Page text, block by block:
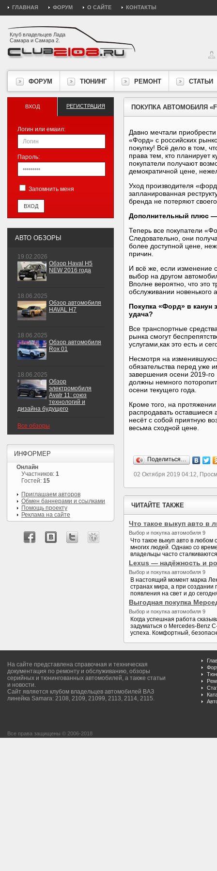
ГЛАВНАЯ ФОРУМ О САЙТЕ КОНТАКТЫ
Клуб владельцев Лада
Самара и Самара 2.
ФОРУМ ТЮНИНГ РЕМОНТ СТАТЬИ
ПОКУПКА АВТОМОБИЛЯ
Давно мечтали
«Форд» с российских
покупку! Всё дело в том,
права тем, кто планирует
покупатели получают
демократичной цене,
Уход производителя
запланированная
бренда не потеряют
Дополнительный плюс —
Теперь все покупатели
Следовательно, они
более доступной цене,
причин.
И всё же, если изменение
выбор на другом
Вполне вероятно, что это
обслуживании новенького
Покупка «Форд» в канун
удача?
Все транспортные
рынка смогут
услугами,как это есть и
Несмотря на
обязательства перед уже
завершения осени 2019-го
должны немного
осени текущего года.
Кроме того, на
распродавать оставшиеся
несёт с собой приятную
весьма сходной цене.
Поделиться…
02 Октября 2019 04:12,
ЧИТАЙТЕ ТАКЖЕ
Что такое выкуп авто в
Выбор и покупка автомобиля 9
Что такое выкуп авто в
многих людей. Однако со
владельцы часто
Lexus — надёжность и
Выбор и покупка автомобиля 9
В настоящий момент марка
странах мира, а при создании
появления на свет и до
Выгодная покупка
Выбор и покупка автомобиля 9
Когда успешная работа
задуматься о Mercedes-Benz
успеха. Комфортный,
ВХОД РЕГИСТРАЦИЯ
Логин или емаил:
Пароль:
Запомнить меня
АВТО ОБЗОРЫ
19.02.2026
Обзор Haval H5
NEW 2016 года
18.06.2025
Обзор автомобиля
HAVAL H7
18.06.2025
Обзор автомобиля
Rox 01
18.06.2025
Обзор
электромобиля
Avatr 11: союз
технологий и
дизайна будущего
Все обзоры
ИНФОРМЕР
Онлайн
Участников: 1
Гостей: 15
Приглашаем авторов
Обмен баннерами и ссылками
Помощь проекту
Реклама на сайте
На сайте представлена справочная и техническая
документация по ремонту и обслуживанию, обзоры
серийных и тюнингованных автомобилей, а также статьи
и новости.
Сайт является клубом владельцев автомобилей ВАЗ
линейка Samara: 2108, 2109, 21099, 2113, 2114, 2115.
Все права защищены © 2006-2018